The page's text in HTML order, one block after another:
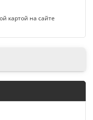
картой на сайте